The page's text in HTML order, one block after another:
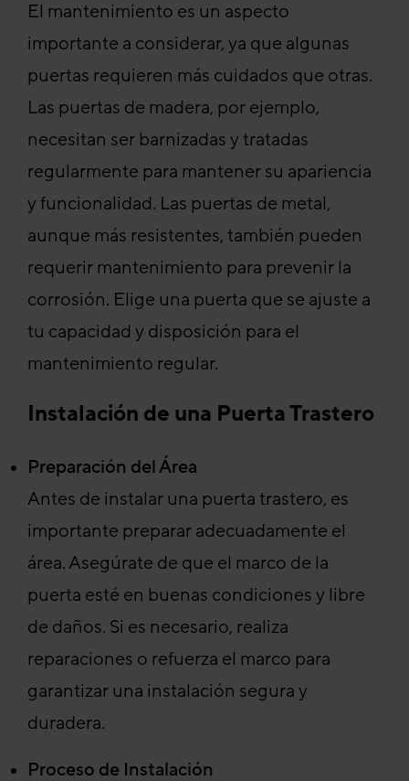
El mantenimiento es un aspecto
importante a considerar, ya que algunas
puertas requieren más cuidados que otras.
Las puertas de madera, por ejemplo,
necesitan ser barnizadas y tratadas
regularmente para mantener su apariencia
y funcionalidad. Las puertas de metal,
aunque más resistentes, también pueden
requerir mantenimiento para prevenir la
corrosión. Elige una puerta que se ajuste a
tu capacidad y disposición para el
mantenimiento regular.
Instalación de una Puerta Trastero
Preparación del Área
Antes de instalar una puerta trastero, es
importante preparar adecuadamente el
área. Asegúrate de que el marco de la
puerta esté en buenas condiciones y libre
de daños. Si es necesario, realiza
reparaciones o refuerza el marco para
garantizar una instalación segura y
duradera.
Proceso de Instalación